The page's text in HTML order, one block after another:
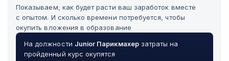
Показываем, как будет расти ваш заработок вместе
с опытом. И сколько времени потребуется, чтобы
окупить вложения в образование
На должности Junior Парикмахерзатраты на
пройденный курс окупятся